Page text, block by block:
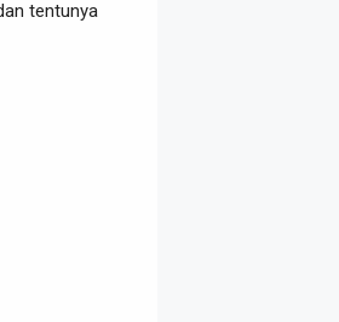
tentunya